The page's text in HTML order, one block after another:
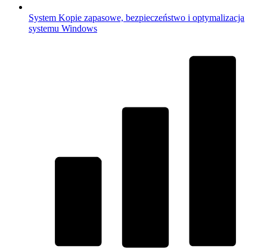
System Kopie zapasowe, bezpieczeństwo i optymalizacja
systemu Windows